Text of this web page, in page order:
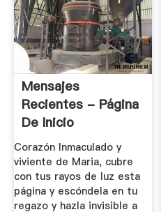
Mensajes
Recientes - Página
De Inicio
Corazón Inmaculado y
viviente de Maria, cubre
con tus rayos de luz esta
página y escóndela en tu
regazo y hazla invisible a